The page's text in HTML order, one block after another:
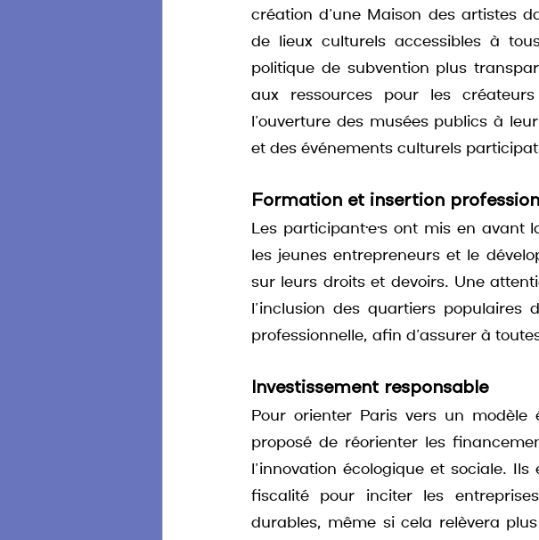
création d’une Maison des artistes
de lieux culturels accessibles à
politique de subvention plus
aux ressources pour les
l’ouverture des musées publics à
et des événements culturels
Formation et insertion
Les participant·e·s ont mis en
les jeunes entrepreneurs et le
sur leurs droits et devoirs. Une
l’inclusion des quartiers populaires
professionnelle, afin d’assurer à
Investissement responsable
Pour orienter Paris vers un modèle
proposé de réorienter les
l’innovation écologique et sociale.
fiscalité pour inciter les
durables, même si cela relèvera